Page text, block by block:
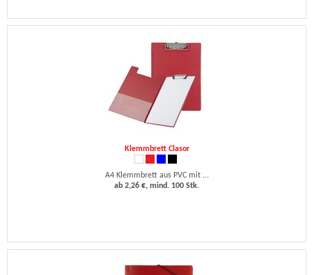
Klemmbrett Clasor
A4 Klemmbrett aus PVC mit ...
ab 2,26 €, mind. 100 Stk.